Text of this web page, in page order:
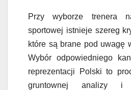
Przy wyborze trenera
sportowej istnieje szereg
które są brane pod uwagę
Wybór odpowiedniego
reprezentacji Polski to
gruntownej analizy i